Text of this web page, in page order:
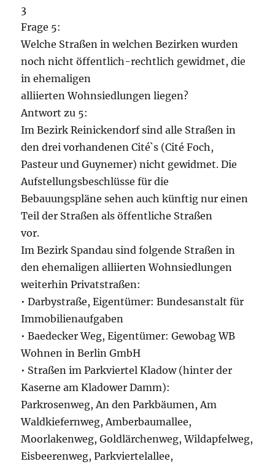
3
Frage 5:
Welche Straßen in welchen Bezirken wurden
noch nicht öffentlich-rechtlich gewidmet, die
in ehemaligen
alliierten Wohnsiedlungen liegen?
Antwort zu 5:
Im Bezirk Reinickendorf sind alle Straßen in
den drei vorhandenen Cité`s (Cité Foch,
Pasteur und Guynemer) nicht gewidmet. Die
Aufstellungsbeschlüsse für die
Bebauungspläne sehen auch künftig nur einen
Teil der Straßen als öffentliche Straßen
vor.
Im Bezirk Spandau sind folgende Straßen in
den ehemaligen alliierten Wohnsiedlungen
weiterhin Privatstraßen:
• Darbystraße, Eigentümer: Bundesanstalt für
Immobilienaufgaben
• Baedecker Weg, Eigentümer: Gewobag WB
Wohnen in Berlin GmbH
• Straßen im Parkviertel Kladow (hinter der
Kaserne am Kladower Damm):
Parkrosenweg, An den Parkbäumen, Am
Waldkiefernweg, Amberbaumallee,
Moorlakenweg, Goldlärchenweg, Wildapfelweg,
Eisbeerenweg, Parkviertelallee,